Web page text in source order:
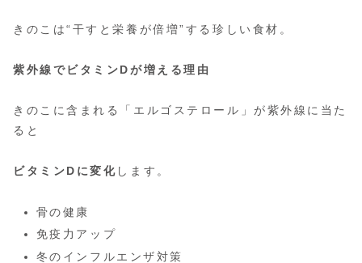
きのこは“干すと栄養が倍増”する珍しい食材。
紫外線でビタミンDが増える理由
きのこに含まれる「エルゴステロール」が紫外線に当た
ると
ビタミンDに変化 します。
骨の健康
免疫力アップ
冬のインフルエンザ対策